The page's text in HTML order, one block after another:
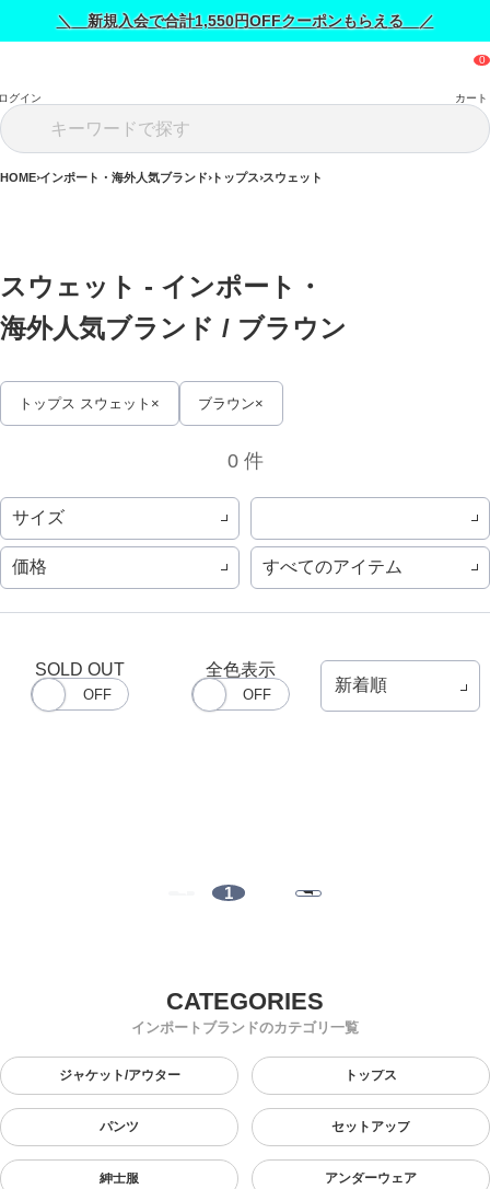
＼ 新規入会で合計1,550円OFFクーポンもらえる ／
グイン カート
HOME インポート・海外人気ブランド トップス スウェット
スウェット - インポート・
海外人気ブランド / ブラウン
トップス スウェット ブラウン
0 件
サイズ
価格 すべてのアイテム
SOLD OUT 全色表示
1
インポートブランドのカテゴリ一覧
ジャケット/アウター トップス
パンツ セットアップ
紳士服 アンダーウェア